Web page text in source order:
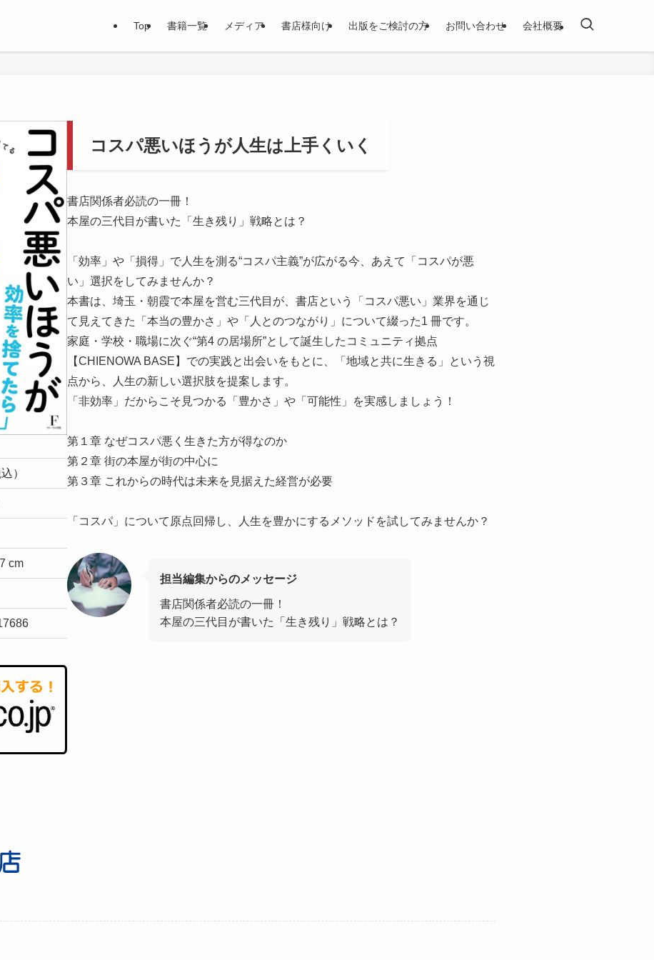
Top 書籍一覧 メディア 書店様向け 出版をご検討の方 お問い合わせ 会社概要
）
cm
コスパ悪いほうが人生は上手くいく
書店関係者必読の一冊！
本屋の三代目が書いた「生き残り」戦略とは？
「効率」や「損得」で人生を測る“コスパ主義”が広がる今、あえて「コスパが悪
い」選択をしてみませんか？
本書は、埼玉・朝霞で本屋を営む三代目が、書店という「コスパ悪い」業界を通じ
て見えてきた「本当の豊かさ」や「人とのつながり」について綴った1 冊です。
家庭・学校・職場に次ぐ“第4 の居場所”として誕生したコミュニティ拠点
【CHIENOWA BASE】での実践と出会いをもとに、「地域と共に生きる」という視
点から、人生の新しい選択肢を提案します。
「非効率」だからこそ見つかる「豊かさ」や「可能性」を実感しましょう！
第１章 なぜコスパ悪く生きた方が得なのか
第２章 街の本屋が街の中心に
第３章 これからの時代は未来を見据えた経営が必要
「コスパ」について原点回帰し、人生を豊かにするメソッドを試してみませんか？
担当編集からのメッセージ
書店関係者必読の一冊！
本屋の三代目が書いた「生き残り」戦略とは？